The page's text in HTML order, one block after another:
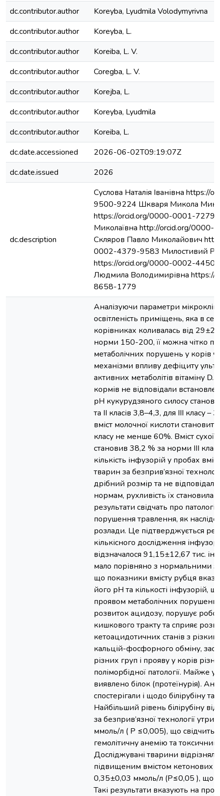
dc.contributor.author
Koreyba, Lyudmila Volodymyrivna
dc.contributor.author
Koreyba, L.
dc.contributor.author
Koreiba, L. V.
dc.contributor.author
Coregba, L. V.
dc.contributor.author
Korejba, L.
dc.contributor.author
Koreyba, Lyudmila
dc.contributor.author
Koreiba, L.
dc.date.accessioned
2026-06-02T09:19:07Z
dc.date.issued
2026
dc.description
Cуслова Наталія Іванівна
9500-9224 Шкваря Микола
https://orcid.org/0000-0001-7279-
Миколаївна http://orcid.org/
Скляров Павло Миколайович
0002-4379-9583 Милостивий
https://orcid.org/0000-0002-
Людмила Володимирівна https://
8658-1779
Аналізуючи параметри
освітленість приміщень, яка в
корівниках коливалась від
норми 150-200, її можна чітко
метаболічних порушень у корів
механізми впливу дефіциту
активних метаболітів вітаміну
кормів не відповідали
рН кукурудзяного силосу
та ІІ класів 3,8–4,3, для ІІІ класу
вміст молочної кислоти
класу не менше 60%. Вміст сухої
становив 38,2 % за норми III
кількість інфузорій у пробах
тварин за безприв’язної
дрібний розмір та не відповідала
нормам, рухливість їх становила
результати свідчать про
порушення травлення, як
розлади. Це підтверджується
кількісного дослідження
відзначалося 91,15±12,67 тис.
мало порівняно з нормальними
що показники вмісту рубця
його рН та кількості інфузорій,
проявом метаболічних порушень
розвиток ацидозу, порушує
кишкового тракту та сприяє
кетоацидотичних станів з
кальцій-фосфорного обміну,
різних груп і прояву у корів
поліморбідної патології. Майже у
виявлено білок (протеїнурія).
спостерігали і щодо білірубіну та
Найбільший рівень білірубіну
за безприв’язної технології
ммоль/л ( P ≤0,005), що свідчить
гемолітичну анемію та токсичний
Досліджувані тварини
підвищеним вмістом кетонових
0,35±0,03 ммоль/л (P≤0,05 ), що є
Такі результати вказують на